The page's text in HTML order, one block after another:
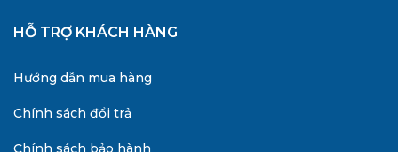
HỖ TRỢ KHÁCH HÀNG
Hướng dẫn mua hàng
Chính sách đổi trả
Chính sách bảo hành